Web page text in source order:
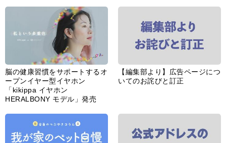
脳の健康習慣をサポートするオ
ープンイヤー型イヤホン
「kikippa イヤホン
HERALBONY モデル」発売
【編集部より】広告ページにつ
いてのお詫びと訂正